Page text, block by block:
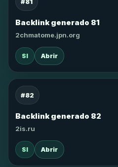
Backlink generado 81
2chmatome.jpn.org
SI Abrir
#82
Backlink generado 82
2is.ru
SI Abrir